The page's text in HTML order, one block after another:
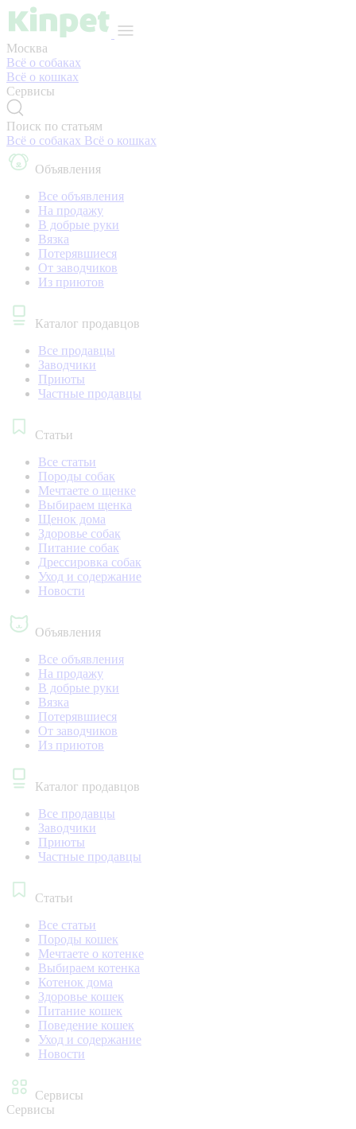
Москва
Всё о собаках
Всё о кошках
Сервисы
Поиск по статьям
Всё о собаках Всё о кошках
Объявления
Все объявления
На продажу
В добрые руки
Вязка
Потерявшиеся
От заводчиков
Из приютов
Каталог продавцов
Все продавцы
Заводчики
Приюты
Частные продавцы
Статьи
Все статьи
Породы собак
Мечтаете о щенке
Выбираем щенка
Щенок дома
Здоровье собак
Питание собак
Дрессировка собак
Уход и содержание
Новости
Объявления
Все объявления
На продажу
В добрые руки
Вязка
Потерявшиеся
От заводчиков
Из приютов
Каталог продавцов
Все продавцы
Заводчики
Приюты
Частные продавцы
Статьи
Все статьи
Породы кошек
Мечтаете о котенке
Выбираем котенка
Котенок дома
Здоровье кошек
Питание кошек
Поведение кошек
Уход и содержание
Новости
Сервисы
Сервисы